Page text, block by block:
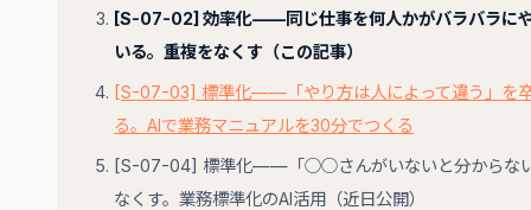
[S-07-02] 効率化——同じ仕事を何人かがバラバラに
いる。重複をなくす（この記事）
[S-07-03] 標準化——「やり方は人によって違う」を
る。AIで業務マニュアルを30分でつくる
[S-07-04] 標準化——「○○さんがいないと分からな
なくす。業務標準化のAI活用（近日公開）